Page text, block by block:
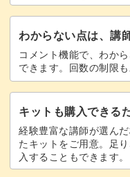
ポイントにこのデザイ
ップしますよ◎
他のカラーで作っても
ポイントを踏まえて、
ね！
わからない点は、講
コメント機能で、わか
できます。回数の制限も
キットも購入できる
経験豊富な講師が選ん
たキットをご用意。足
入することもできます。